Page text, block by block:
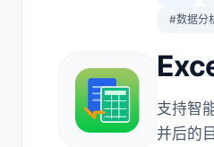
#数据分
支持智
并后的